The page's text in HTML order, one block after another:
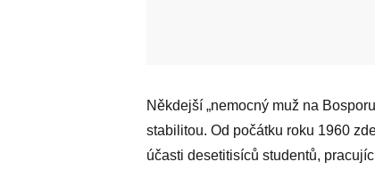
Někdejší „nemocný muž na
stabilitou. Od počátku roku 1960
účasti desetitisíců studentů,